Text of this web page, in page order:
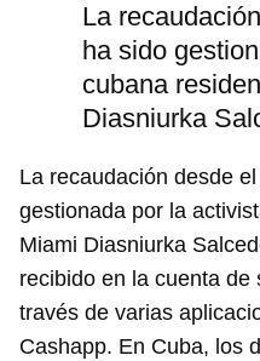
La
ha sido
cubana
Diasniurka
La recaudación desde
gestionada por la
Miami Diasniurka
recibido en la cuenta
través de varias
Cashapp. En Cuba, los